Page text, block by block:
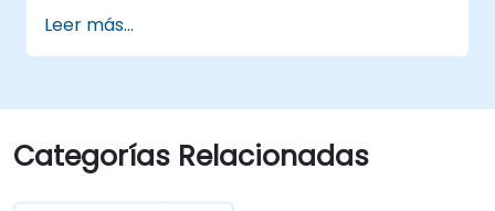
Leer más...
Categorías Relacionadas